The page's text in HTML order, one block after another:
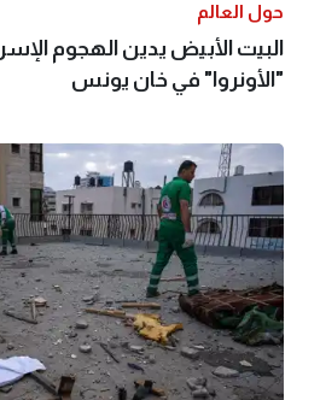
حول العالم
البيت الأبيض يدين الهجوم
"الأونروا" في خان يونس